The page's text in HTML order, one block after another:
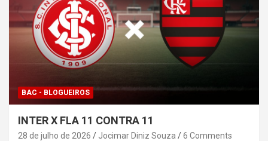
BAC - BLOGUEIROS
INTER X FLA 11 CONTRA 11
28 de julho de 2026 Jocimar Diniz Souza 6 Comments